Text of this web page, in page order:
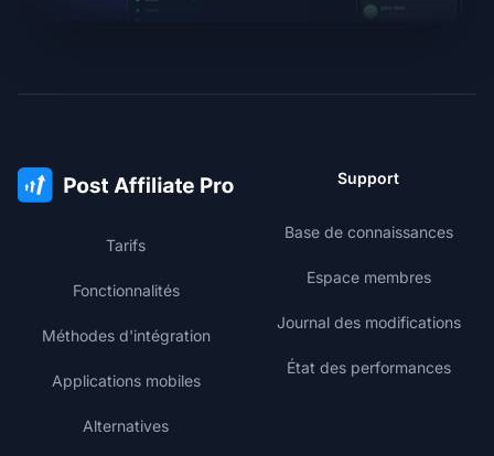
Tarifs
Fonctionnalités
Méthodes d'intégration
Applications mobiles
Alternatives
Support
Base de connaissances
Espace membres
Journal des modifications
État des performances